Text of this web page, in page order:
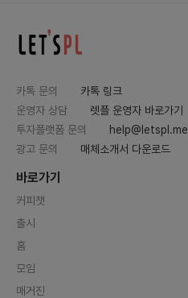
카톡 문의
카톡 링크
운영자 상담
렛플 운영자 바로가기
투자플랫폼 문의
help@letspl.me
광고 문의
매체소개서 다운로드
바로가기
커피챗
출시
홈
모임
매거진